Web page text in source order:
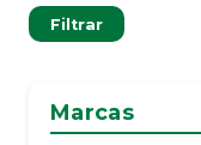
Filtrar
Marcas